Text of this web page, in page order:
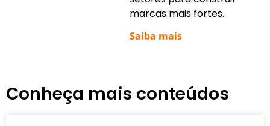
marcas mais fortes.
Saiba mais
Conheça mais conteúdos